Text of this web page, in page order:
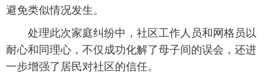
避免类似情况发生。
处理此次家庭纠纷中，社区工作人员和网格员以
耐心和同理心，不仅成功化解了母子间的误会，还进
一步增强了居民对社区的信任。